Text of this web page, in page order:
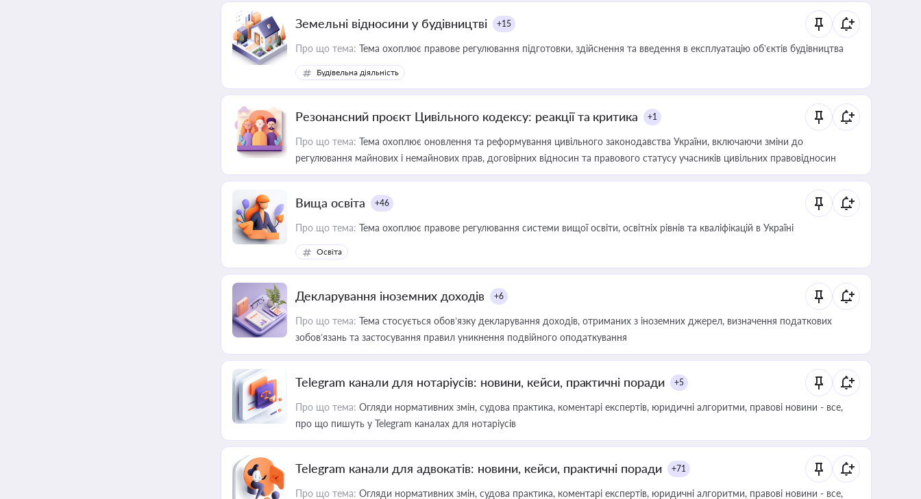
Земельні відносини у будівництві +15
Про що тема: Тема охоплює правове регулювання підготовки, здійснення та введення в експлуатацію об’єктів будівництва
Будівельна діяльність
Резонансний проєкт Цивільного кодексу: реакції та критика +1
Про що тема: Тема охоплює оновлення та реформування цивільного законодавства України, включаючи зміни до
регулювання майнових і немайнових прав, договірних відносин та правового статусу учасників цивільних правовідносин
Вища освіта +46
Про що тема: Тема охоплює правове регулювання системи вищої освіти, освітніх рівнів та кваліфікацій в Україні
Освіта
Декларування іноземних доходів +6
Про що тема: Тема стосується обов’язку декларування доходів, отриманих з іноземних джерел, визначення податкових
зобов’язань та застосування правил уникнення подвійного оподаткування
Telegram канали для нотаріусів: новини, кейси, практичні поради +5
Про що тема: Огляди нормативних змін, судова практика, коментарі експертів, юридичні алгоритми, правові новини - все,
про що пишуть у Telegram каналах для нотаріусів
Telegram канали для адвокатів: новини, кейси, практичні поради +71
Про що тема: Огляди нормативних змін, судова практика, коментарі експертів, юридичні алгоритми, правові новини - все,